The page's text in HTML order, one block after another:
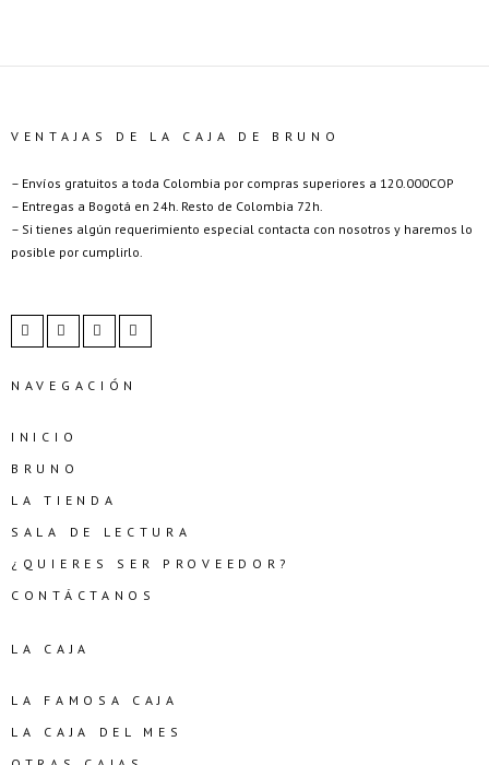
VENTAJAS DE LA CAJA DE BRUNO
– Envíos gratuitos a toda Colombia por compras superiores a 120.000COP
– Entregas a Bogotá en 24h. Resto de Colombia 72h.
– Si tienes algún requerimiento especial contacta con nosotros y haremos lo
posible por cumplirlo.
NAVEGACIÓN
INICIO
BRUNO
LA TIENDA
SALA DE LECTURA
¿QUIERES SER PROVEEDOR?
CONTÁCTANOS
LA CAJA
LA FAMOSA CAJA
LA CAJA DEL MES